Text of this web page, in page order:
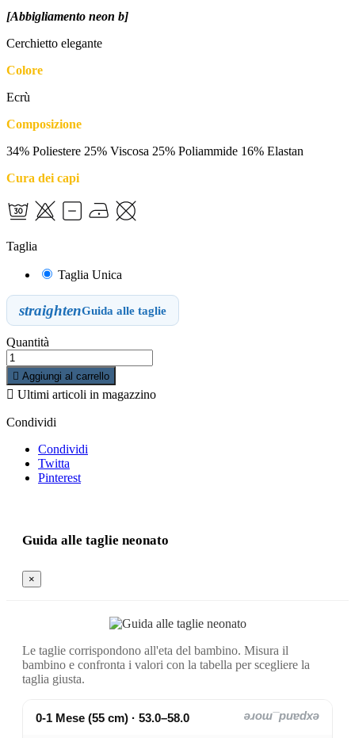
[Abbigliamento neon b]
Cerchietto elegante
Colore
Ecrù
Composizione
34% Poliestere 25% Viscosa 25% Poliammide 16% Elastan
Cura dei capi
Taglia
Taglia Unica
straightenGuida alle taglie
Quantità
 Aggiungi al carrello
 Ultimi articoli in magazzino
Condividi
Condividi
Twitta
Pinterest
Guida alle taglie neonato
×
Le taglie corrispondono all'eta del bambino. Misura il
bambino e confronta i valori con la tabella per scegliere la
taglia giusta.
0-1 Mese (55 cm) · 53.0–58.0 expand_more